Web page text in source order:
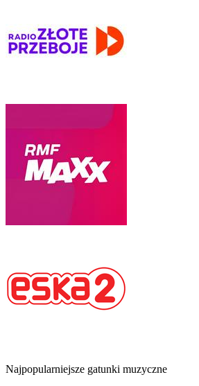
Najpopularniejsze gatunki muzyczne